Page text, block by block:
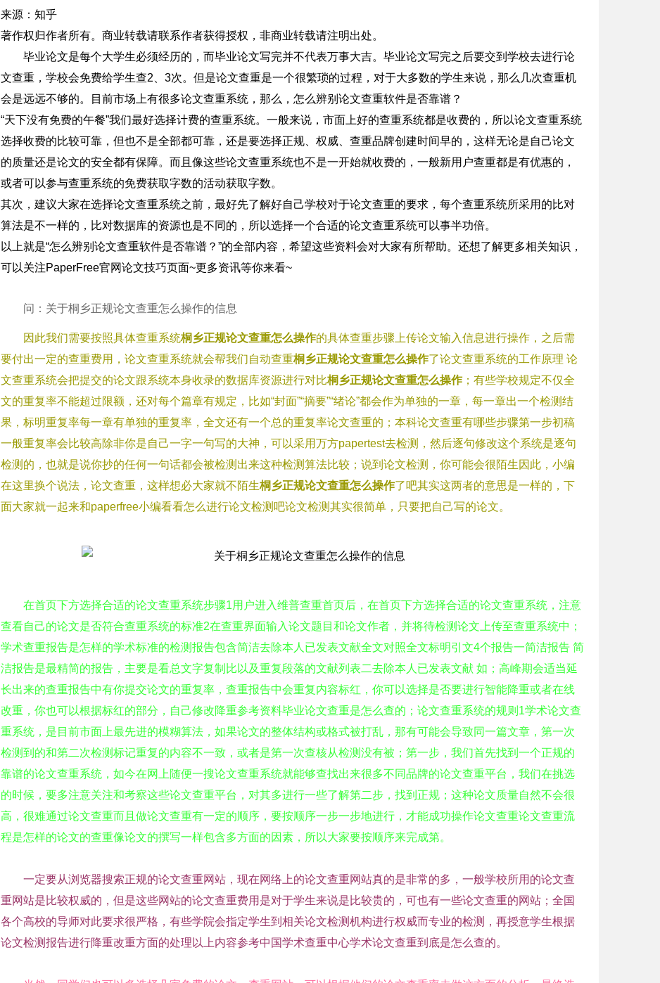
来源：知乎
著作权归作者所有。商业转载请联系作者获得授权，非商业转载请注明出处。
毕业论文是每个大学生必须经历的，而毕业论文写完并不代表万事大吉。毕业论文写完之后要交到学校去进行论
文查重，学校会免费给学生查2、3次。但是论文查重是一个很繁琐的过程，对于大多数的学生来说，那么几次查重机
会是远远不够的。目前市场上有很多论文查重系统，那么，怎么辨别论文查重软件是否靠谱？
“天下没有免费的午餐”我们最好选择计费的查重系统。一般来说，市面上好的查重系统都是收费的，所以论文查重系统
选择收费的比较可靠，但也不是全部都可靠，还是要选择正规、权威、查重品牌创建时间早的，这样无论是自己论文
的质量还是论文的安全都有保障。而且像这些论文查重系统也不是一开始就收费的，一般新用户查重都是有优惠的，
或者可以参与查重系统的免费获取字数的活动获取字数。
其次，建议大家在选择论文查重系统之前，最好先了解好自己学校对于论文查重的要求，每个查重系统所采用的比对
算法是不一样的，比对数据库的资源也是不同的，所以选择一个合适的论文查重系统可以事半功倍。
以上就是“怎么辨别论文查重软件是否靠谱？”的全部内容，希望这些资料会对大家有所帮助。还想了解更多相关知识，
可以关注PaperFree官网论文技巧页面~更多资讯等你来看~
问：关于桐乡正规论文查重怎么操作的信息
因此我们需要按照具体查重系统桐乡正规论文查重怎么操作的具体查重步骤上传论文输入信息进行操作，之后需
要付出一定的查重费用，论文查重系统就会帮我们自动查重桐乡正规论文查重怎么操作了论文查重系统的工作原理 论
文查重系统会把提交的论文跟系统本身收录的数据库资源进行对比桐乡正规论文查重怎么操作；有些学校规定不仅全
文的重复率不能超过限额，还对每个篇章有规定，比如“封面”“摘要”“绪论”都会作为单独的一章，每一章出一个检测结
果，标明重复率每一章有单独的重复率，全文还有一个总的重复率论文查重的；本科论文查重有哪些步骤第一步初稿
一般重复率会比较高除非你是自己一字一句写的大神，可以采用万方papertest去检测，然后逐句修改这个系统是逐句
检测的，也就是说你抄的任何一句话都会被检测出来这种检测算法比较；说到论文检测，你可能会很陌生因此，小编
在这里换个说法，论文查重，这样想必大家就不陌生桐乡正规论文查重怎么操作了吧其实这两者的意思是一样的，下
面大家就一起来和paperfree小编看看怎么进行论文检测吧论文检测其实很简单，只要把自己写的论文。
在首页下方选择合适的论文查重系统步骤1用户进入维普查重首页后，在首页下方选择合适的论文查重系统，注意
查看自己的论文是否符合查重系统的标准2在查重界面输入论文题目和论文作者，并将待检测论文上传至查重系统中；
学术查重报告是怎样的学术标准的检测报告包含简洁去除本人已发表文献全文对照全文标明引文4个报告一简洁报告 简
洁报告是最精简的报告，主要是看总文字复制比以及重复段落的文献列表二去除本人已发表文献 如；高峰期会适当延
长出来的查重报告中有你提交论文的重复率，查重报告中会重复内容标红，你可以选择是否要进行智能降重或者在线
改重，你也可以根据标红的部分，自己修改降重参考资料毕业论文查重是怎么查的；论文查重系统的规则1学术论文查
重系统，是目前市面上最先进的模糊算法，如果论文的整体结构或格式被打乱，那有可能会导致同一篇文章，第一次
检测到的和第二次检测标记重复的内容不一致，或者是第一次查核从检测没有被；第一步，我们首先找到一个正规的
靠谱的论文查重系统，如今在网上随便一搜论文查重系统就能够查找出来很多不同品牌的论文查重平台，我们在挑选
的时候，要多注意关注和考察这些论文查重平台，对其多进行一些了解第二步，找到正规；这种论文质量自然不会很
高，很难通过论文查重而且做论文查重有一定的顺序，要按顺序一步一步地进行，才能成功操作论文查重论文查重流
程是怎样的论文的查重像论文的撰写一样包含多方面的因素，所以大家要按顺序来完成第。
一定要从浏览器搜索正规的论文查重网站，现在网络上的论文查重网站真的是非常的多，一般学校所用的论文查
重网站是比较权威的，但是这些网站的论文查重费用是对于学生来说是比较贵的，可也有一些论文查重的网站；全国
各个高校的导师对此要求很严格，有些学院会指定学生到相关论文检测机构进行权威而专业的检测，再授意学生根据
论文检测报告进行降重改重方面的处理以上内容参考中国学术查重中心学术论文查重到底是怎么查的。